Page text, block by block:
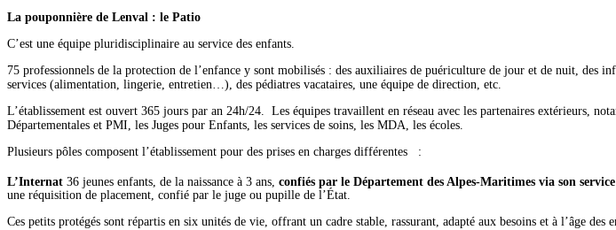
La pouponnière de Lenval : le Patio
C’est une équipe pluridisciplinaire au service des enfants.
75 professionnels de la protection de l’enfance y sont mobilisés : des auxiliaires de puériculture de jour et de nuit, des
services (alimentation, lingerie, entretien…), des pédiatres vacataires, une équipe de direction, etc.
L’établissement est ouvert 365 jours par an 24h/24. Les équipes travaillent en réseau avec les partenaires extérieurs,
Départementales et PMI, les Juges pour Enfants, les services de soins, les MDA, les écoles.
Plusieurs pôles composent l’établissement pour des prises en charges différentes :
L’Internat 36 jeunes enfants, de la naissance à 3 ans, confiés par le Département des Alpes-Maritimes via son
une réquisition de placement, confié par le juge ou pupille de l’État.
Ces petits protégés sont répartis en six unités de vie, offrant un cadre stable, rassurant, adapté aux besoins et à l’âge des